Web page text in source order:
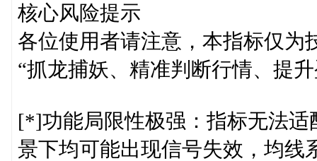
核心风险提示
各位使用者请注意，本指标仅为
“抓龙捕妖、精准判断行情、提
[*]功能局限性极强：指标无法
景下均可能出现信号失效，均线